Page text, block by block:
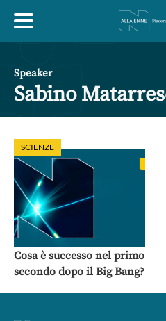
ARTE
LETTERATURA
POLITICA SCIENZE
Speaker
Sabino
SCIENZE
Cosa è successo nel primo
secondo dopo il Big Bang?